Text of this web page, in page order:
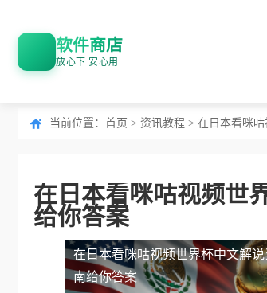
软件商店
放心下 安心用
当前位置： 首页 > 资讯教程 > 在日本看咪
在日本看咪咕视频世
给你答案
在日本看咪咕视频世界杯中文解说
南给你答案